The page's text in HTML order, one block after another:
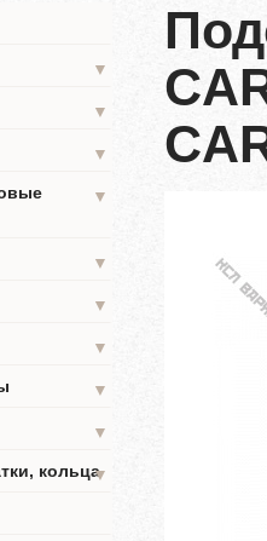
▼
▼
▼
▼
▼
▼
▼
▼
▼
кольца▼